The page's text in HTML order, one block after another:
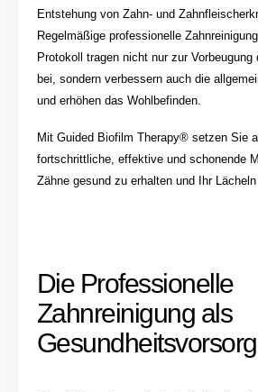
Entstehung von Zahn- und
Regelmäßige professionelle
Protokoll tragen nicht nur zur Vorbeugung
bei, sondern verbessern auch die
und erhöhen das Wohlbefinden.
Mit Guided Biofilm Therapy® setzen Sie
fortschrittliche, effektive und schonende
Zähne gesund zu erhalten und Ihr
Die Professionelle
Zahnreinigung als